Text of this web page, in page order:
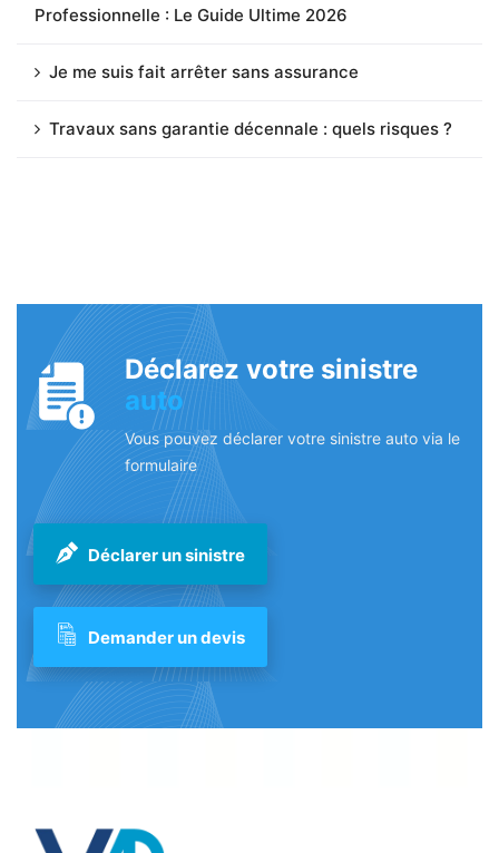
Professionnelle : Le Guide Ultime 2026
Je me suis fait arrêter sans assurance
Travaux sans garantie décennale : quels risques ?
Déclarez votre sinistre
auto
Vous pouvez déclarer votre sinistre auto via le
formulaire
Déclarer un sinistre
Demander un devis